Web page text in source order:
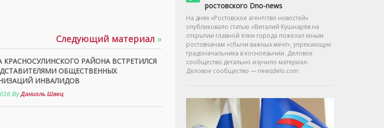
Следующий материал »
КРАСНОСУЛИНСКОГО РАЙОНА ВСТРЕТИЛСЯ
ОБЩЕСТВЕННЫХ
ИНВАЛИДОВ
ByДаниэль Швец
ростовского Dno-news
На днях «Ростовское агентство новостей»
опубликовало статью «Виталий Кушнарёв на
открытии главной ёлки города пожелал юным
ростовчанам «сбычи важных мечт», упрекающую
градоначальника в косноязычии. Деловое
сообщество детально изучило материал.
Деловое сообщество — newsdelo.com